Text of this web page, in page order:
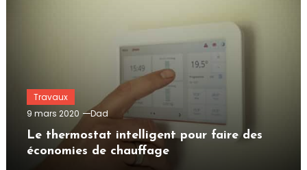
Travaux
9 mars 2020
Dad
Le thermostat intelligent pour faire des
économies de chauffage